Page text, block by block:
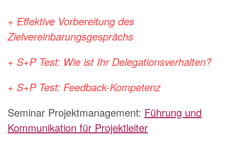
+ Effektive Vorbereitung des
Zielvereinbarungsgesprächs
+ S+P Test: Wie ist Ihr Delegationsverhalten?
+ S+P Test: Feedback-Kompetenz
Seminar Projektmanagement: Führung und
Kommunikation für Projektleiter